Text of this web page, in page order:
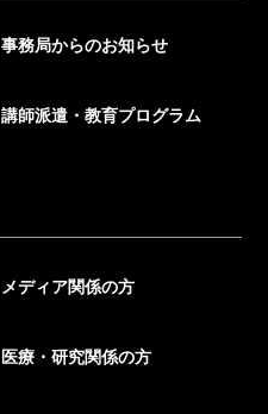
事務局からのお知らせ
講師派遣・教育プログラム
メディア関係の方
医療・研究関係の方